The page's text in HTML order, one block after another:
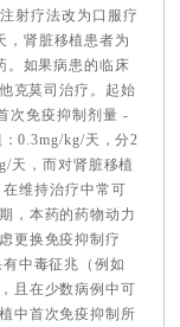
射疗法改为口服疗
，肾脏移植患者为
。如果病患的临床
克莫司治疗。起始
次免疫抑制剂量 -
0.3mg/kg/天，分2
天，而对肾脏移植
维持治疗中常可
，本药的药物动力
更换免疫抑制疗
中毒征兆（例如
且在少数病例中可
中首次免疫抑制所